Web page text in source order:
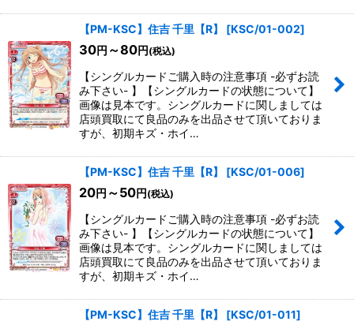
【PM-KSC】住吉 千里【R】 [KSC/01-002]
30円 ～80円 (税込)
【シングルカードご購入時の注意事項 -必ずお読
み下さい- 】【シングルカードの状態について】
画像は見本です。シングルカードに関しましては
店頭買取にて良品のみを出品させて頂いておりま
すが、初期キズ・ホイ…
【PM-KSC】住吉 千里【R】 [KSC/01-006]
20円 ～50円 (税込)
【シングルカードご購入時の注意事項 -必ずお読
み下さい- 】【シングルカードの状態について】
画像は見本です。シングルカードに関しましては
店頭買取にて良品のみを出品させて頂いておりま
すが、初期キズ・ホイ…
【PM-KSC】住吉 千里【R】 [KSC/01-011]